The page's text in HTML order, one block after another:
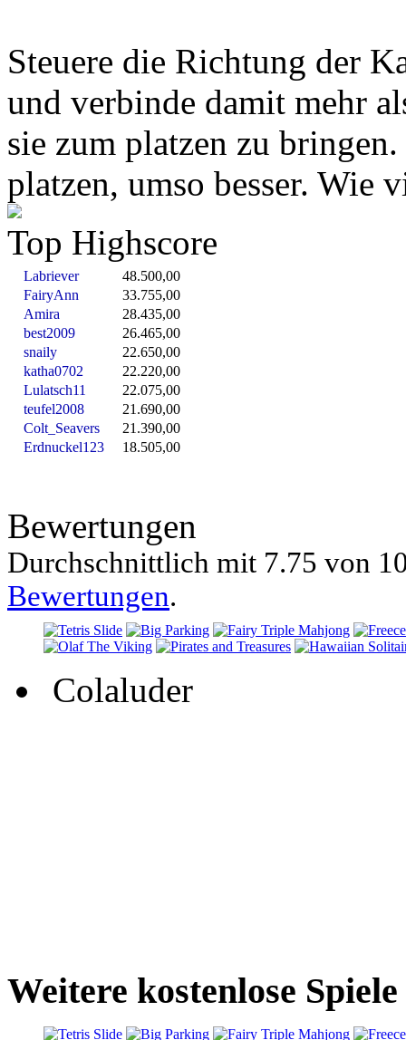
Steuere die Richtung der
und verbinde damit mehr
sie zum platzen zu
platzen, umso besser. Wie
Top Highscore
Labriever
48.500,00
FairyAnn
33.755,00
Amira
28.435,00
best2009
26.465,00
snaily
22.650,00
katha0702
22.220,00
Lulatsch11
22.075,00
teufel2008
21.690,00
Colt_Seavers
21.390,00
Erdnuckel123
18.505,00
Bewertungen
Durchschnittlich mit 7.75 von
Bewertungen.
Colaluder
Weitere kostenlose